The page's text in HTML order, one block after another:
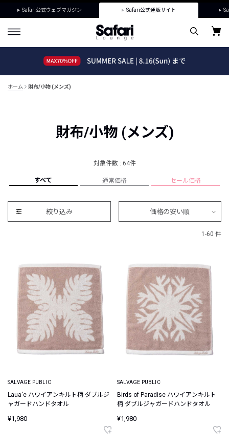
Safari公式ウェブマガジン Safari公式通販サイト
ホーム 財布/小物 (メンズ)
財布/小物 (メンズ)
対象件数 : 64件
すべて 通常価格 セール価格
絞り込み 価格の安い順
1-60 件
SALVAGE PUBLIC
Laua‘e ハワイアンキルト柄 ダブルジ
ャガードハンドタオル
¥1,980
SALVAGE PUBLIC
Birds of Paradise ハワイアンキルト
柄 ダブルジャガードハンドタオル
¥1,980